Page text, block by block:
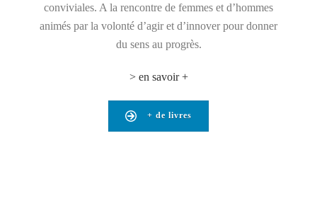
conviviales. A la rencontre de femmes et d’hommes
animés par la volonté d’agir et d’innover pour donner
du sens au progrès.
> en savoir +
+ de livres